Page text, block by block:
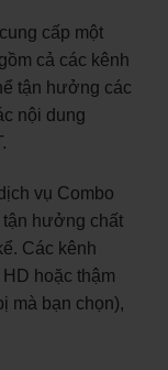
cấp một
cả các kênh
tận hưởng các
nội dung
vụ Combo
tận hưởng chất
Các kênh
hoặc thậm
mà bạn chọn),